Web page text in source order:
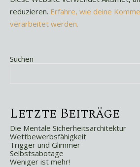
reduzieren. Erfahre, wie deine
verarbeitet werden.
Suchen
Letzte Beiträge
Die Mentale Sicherheitsarchitektur
Wettbewerbsfähigkeit
Trigger und Glimmer
Selbstsabotage
Weniger ist mehr!